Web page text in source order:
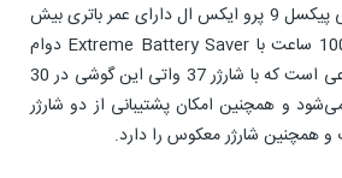
گوگل ادعا می‌کند که گوشی پیکسل 9 پرو ایکس ال دارای عمر باتری بیش
از 24 ساعت است و تا 100 ساعت با Extreme Battery Saver دوام
شارژ دارد. این شرکت مدعی است که با شارژر 37 واتی این گوشی در 30
شارژ می‌شود و همچنین امکان پشتیبانی از دو شارژر